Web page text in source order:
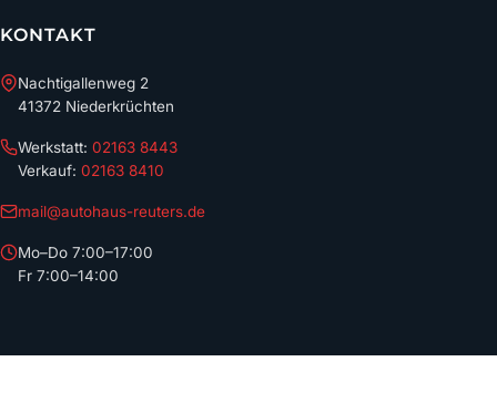
KONTAKT
Nachtigallenweg 2
41372 Niederkrüchten
Werkstatt: 02163 8443
Verkauf: 02163 8410
mail@autohaus-reuters.de
Mo–Do 7:00–17:00
Fr 7:00–14:00